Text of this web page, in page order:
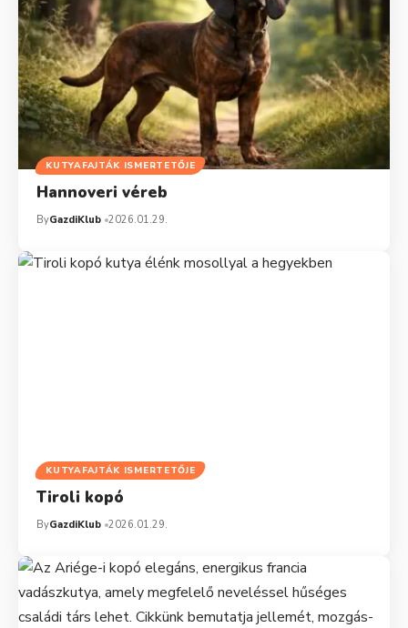
KUTYAFAJTÁK ISMERTETŐJE
Hannoveri véreb
ByGazdiKlub 2026.01.29.
KUTYAFAJTÁK ISMERTETŐJE
Tiroli kopó
ByGazdiKlub 2026.01.29.